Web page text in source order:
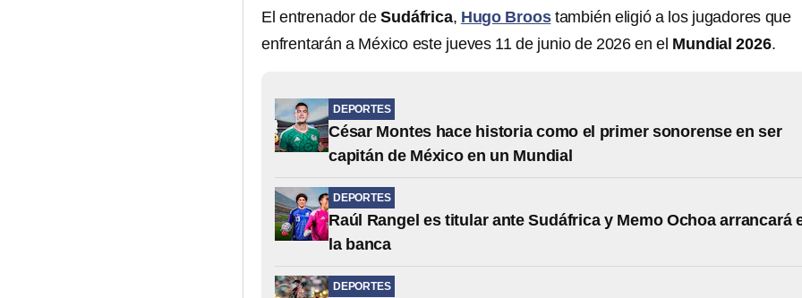
El entrenador deSudáfrica, Hugo Broostambién eligió a los jugadores que
enfrentarán a México este jueves 11 de junio de 2026 en el Mundial 2026.
DEPORTES
César Montes hace historia como el primer sonorense en ser
capitán de México en un Mundial
DEPORTES
Raúl Rangel es titular ante Sudáfrica y Memo Ochoa arrancará
la banca
DEPORTES